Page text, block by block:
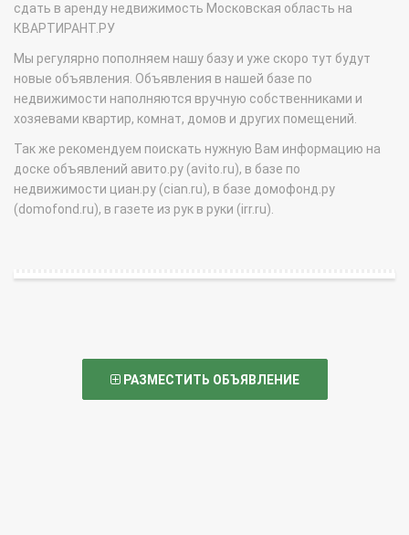
сдать в аренду недвижимость Московская область на
КВАРТИРАНТ.РУ
Мы регулярно пополняем нашу базу и уже скоро тут будут
новые объявления. Объявления в нашей базе по
недвижимости наполняются вручную собственниками и
хозяевами квартир, комнат, домов и других помещений.
Так же рекомендуем поискать нужную Вам информацию на
доске объявлений авито.ру (avito.ru), в базе по
недвижимости циан.ру (cian.ru), в базе домофонд.ру
(domofond.ru), в газете из рук в руки (irr.ru).
РАЗМЕСТИТЬ ОБЪЯВЛЕНИЕ